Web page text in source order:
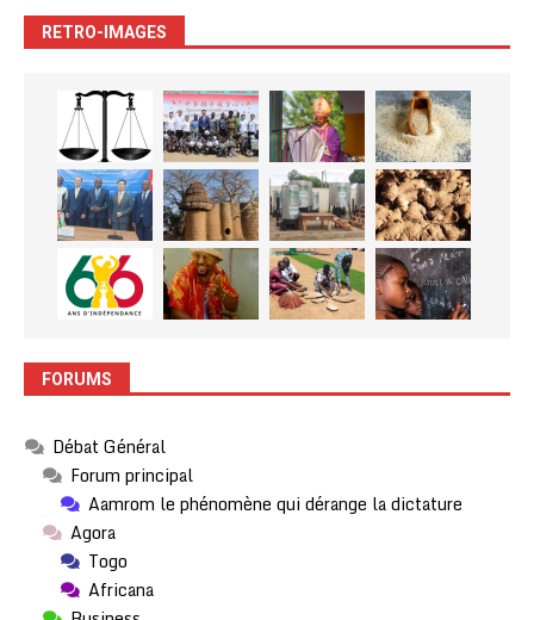
RETRO-IMAGES
FORUMS
Débat Général
Forum principal
Aamrom le phénomène qui dérange la dictature
Agora
Togo
Africana